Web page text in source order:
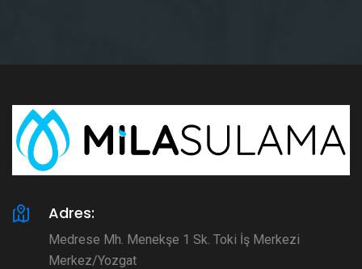
Adres:
Medrese Mh. Menekşe 1 Sk. Toki İş Merkezi
Merkez/Yozgat